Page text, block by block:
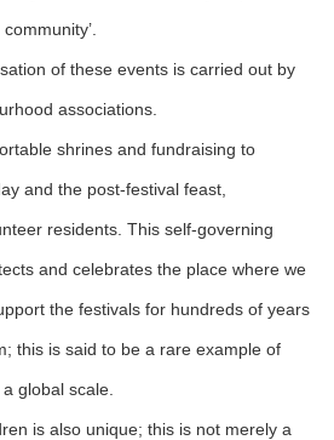
of these events is carried out by
associations.
shrines and fundraising to
and the post-festival feast,
residents. This self-governing
and celebrates the place where we
the festivals for hundreds of years
this is said to be a rare example of
global scale.
is also unique; this is not merely a